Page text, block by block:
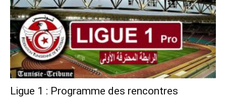
Ligue 1 : Programme des rencontres